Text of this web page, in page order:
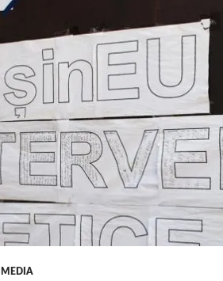
MEDIA